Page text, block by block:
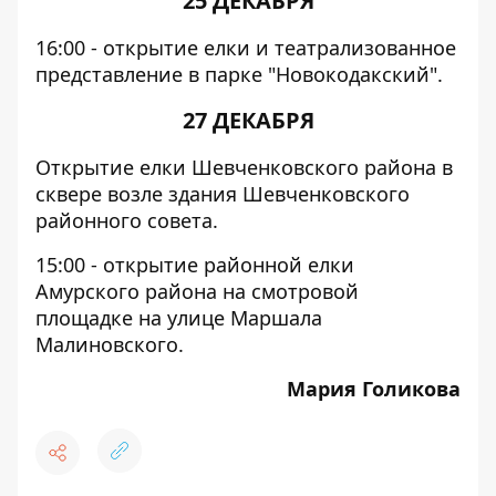
16:00 - открытие елки и театрализованное
представление в парке "Новокодакский".
27 ДЕКАБРЯ
Открытие елки Шевченковского района в
сквере возле здания Шевченковского
районного совета.
15:00 - открытие районной елки
Амурского района на смотровой
площадке на улице Маршала
Малиновского.
Мария Голикова